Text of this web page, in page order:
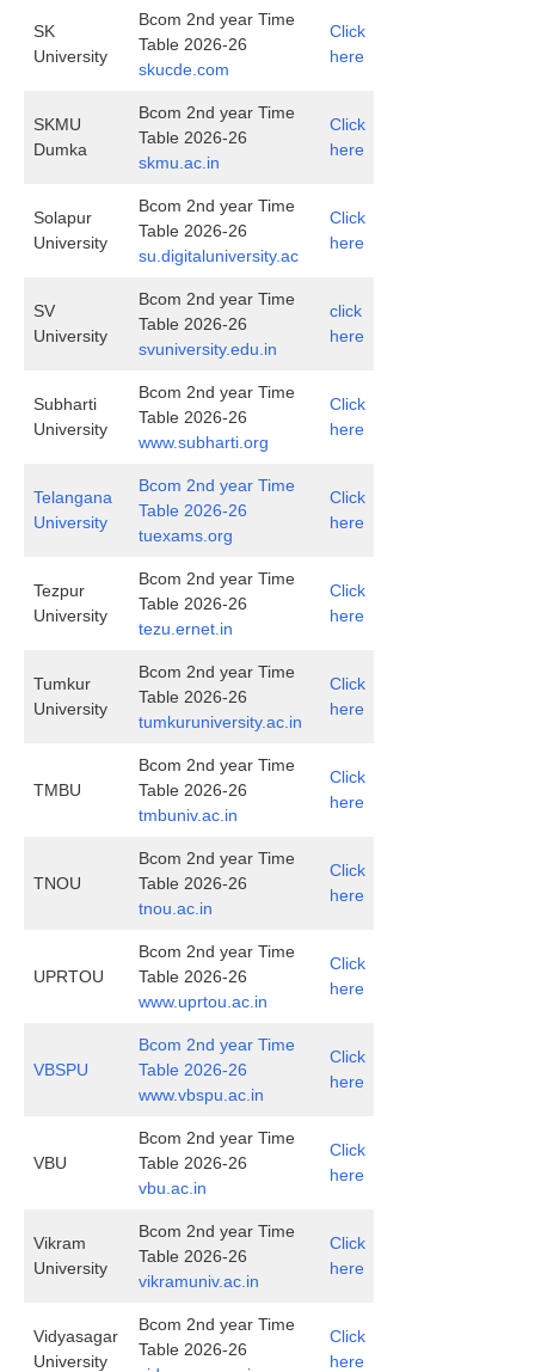
SK
University
Bcom 2nd year Time
Table 2026-26
skucde.com
Click
here
SKMU
Dumka
Bcom 2nd year Time
Table 2026-26
skmu.ac.in
Click
here
Solapur
University
Bcom 2nd year Time
Table 2026-26
su.digitaluniversity.ac
Click
here
SV
University
Bcom 2nd year Time
Table 2026-26
svuniversity.edu.in
click
here
Subharti
University
Bcom 2nd year Time
Table 2026-26
www.subharti.org
Click
here
Telangana
University
Bcom 2nd year Time
Table 2026-26
tuexams.org
Click
here
Tezpur
University
Bcom 2nd year Time
Table 2026-26
tezu.ernet.in
Click
here
Tumkur
University
Bcom 2nd year Time
Table 2026-26
tumkuruniversity.ac.in
Click
here
TMBU
Bcom 2nd year Time
Table 2026-26
tmbuniv.ac.in
Click
here
TNOU
Bcom 2nd year Time
Table 2026-26
tnou.ac.in
Click
here
UPRTOU
Bcom 2nd year Time
Table 2026-26
www.uprtou.ac.in
Click
here
VBSPU
Bcom 2nd year Time
Table 2026-26
www.vbspu.ac.in
Click
here
VBU
Bcom 2nd year Time
Table 2026-26
vbu.ac.in
Click
here
Vikram
University
Bcom 2nd year Time
Table 2026-26
vikramuniv.ac.in
Click
here
Vidyasagar
University
Bcom 2nd year Time
Table 2026-26
Click
here